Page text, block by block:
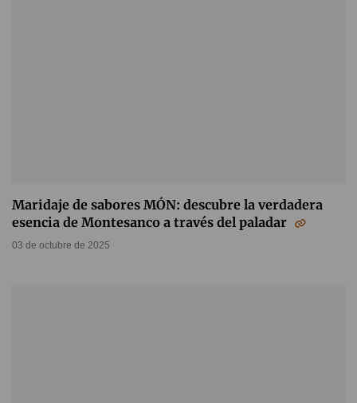
Maridaje de sabores MÓN: descubre la verdadera
esencia de Montesanco a través del paladar
03 de octubre de 2025